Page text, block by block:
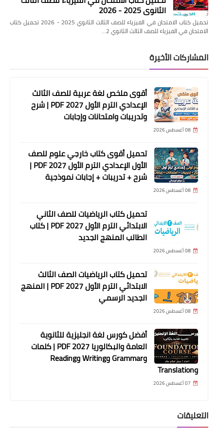
الثانوي 2025 - 2026
تحميل كتاب الامتحان في الفيزياء للصف الثالث الثانوي 2025 - 2026 تحميل كتاب
الامتحان في الفيزياء للصف الثالث الثانوي 2…
المشاركات الأخيرة
أقوى ملخص لغة عربية للصف الثالث
الإعدادي الترم الأول 2027 PDF | شرح
وتدريبات وامتحانات وإجابات
08 أغسطس 2026
تحميل أقوى كتاب خارجي علوم للصف
الأول الإعدادي الترم الأول 2027 PDF |
شرح + تدريبات + إجابات نموذجية
08 أغسطس 2026
تحميل كتاب الرياضيات للصف الثاني
الابتدائي الترم الأول 2027 PDF | كتاب
الطالب المنهج الجديد
08 أغسطس 2026
تحميل كتاب الرياضيات الصف الثالث
الابتدائي الترم الأول 2027 PDF | المنهج
الجديد الرسمي
08 أغسطس 2026
أفضل كورس لغة انجليزية للثانوية
العامة والبكالوريا 2027 PDF | كلمات
وGrammar وWriting وReading
وTranslation
07 أغسطس 2026
التعليقات